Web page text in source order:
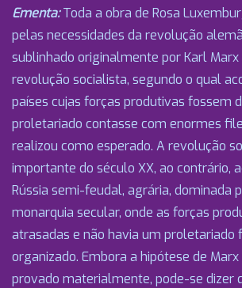
Ementa:Toda a obra de Rosa
pelas necessidades da revolução
sublinhado originalmente por Karl Marx
revolução socialista, segundo o qual
países cujas forças produtivas fossem
proletariado contasse com enormes
realizou como esperado. A revolução
importante do século XX, ao contrário,
Rússia semi-feudal, agrária, dominada
monarquia secular, onde as forças
atrasadas e não havia um proletariado
organizado. Embora a hipótese de
provado materialmente, pode-se dizer